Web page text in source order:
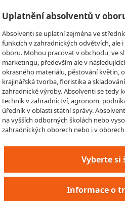
Uplatnění absolventů v
Absolventi se uplatní zejména ve
funkcích v zahradnických odvětvích, ale
oboru. Mohou pracovat v obchodu, ve
marketingu, především ale v
okrasného materiálu, pěstování květin,
krajinářská tvorba, floristika a
zahradnické výroby. Absolventi se tedy
technik v zahradnictví, agronom,
úředník v oblasti státní správy.
na vyšších odborných školách nebo
zahradnických oborech nebo i v
Vyberte si
Informace o